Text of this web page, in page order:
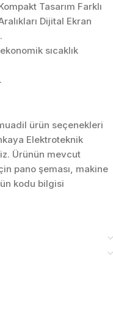
Tasarım Farklı
Dijital Ekran
sıcaklık
ürün seçenekleri
Elektroteknik
Ürünün mevcut
pano şeması, makine
kodu bilgisi